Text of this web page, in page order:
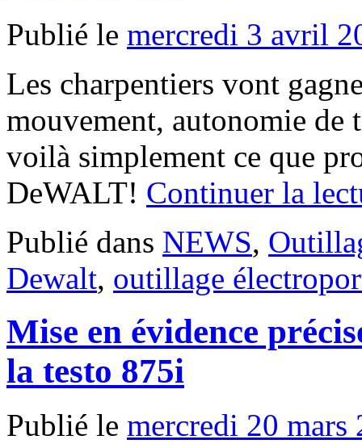
Publié le mercredi 3 avril
Les charpentiers vont
mouvement, autonomie
voilà simplement ce que
DeWALT! Continuer la
Publié dans NEWS,
Dewalt, outillage
Mise en évidence
la testo 875i
Publié le mercredi 20 mars